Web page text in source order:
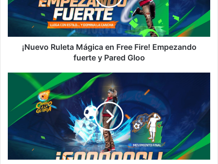
Fire!
Empezando
y
Pared¡Nuevo Ruleta Mágica en Free Fire! Empezando
fuerte y Pared Gloo
¡Nuevo
Mágica
en
Free
Fire!
Consigue
¡Gooooool!